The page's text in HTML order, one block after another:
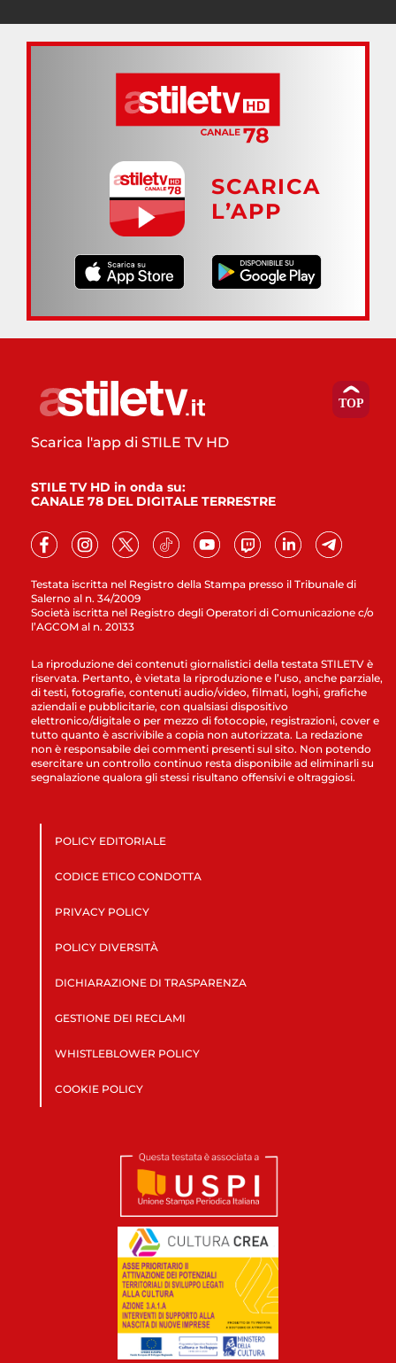
SCARICA
L’APP
Testata iscritta nel Registro della Stampa presso il Tribunale di
Salerno al n. 34/2009
Società iscritta nel Registro degli Operatori di Comunicazione c/o
l’AGCOM al n. 20133
Scarica l'app di STILE TV HD
STILE TV HD in onda su:
CANALE 78 DEL DIGITALE TERRESTRE
La riproduzione dei contenuti giornalistici della testata STILETV è
riservata. Pertanto, è vietata la riproduzione e l’uso, anche parziale,
di testi, fotografie, contenuti audio/video, filmati, loghi, grafiche
aziendali e pubblicitarie, con qualsiasi dispositivo
elettronico/digitale o per mezzo di fotocopie, registrazioni, cover e
tutto quanto è ascrivibile a copia non autorizzata. La redazione
non è responsabile dei commenti presenti sul sito. Non potendo
esercitare un controllo continuo resta disponibile ad eliminarli su
segnalazione qualora gli stessi risultano offensivi e oltraggiosi.
POLICY EDITORIALE
CODICE ETICO CONDOTTA
PRIVACY POLICY
POLICY DIVERSITÀ
DICHIARAZIONE DI TRASPARENZA
GESTIONE DEI RECLAMI
WHISTLEBLOWER POLICY
COOKIE POLICY